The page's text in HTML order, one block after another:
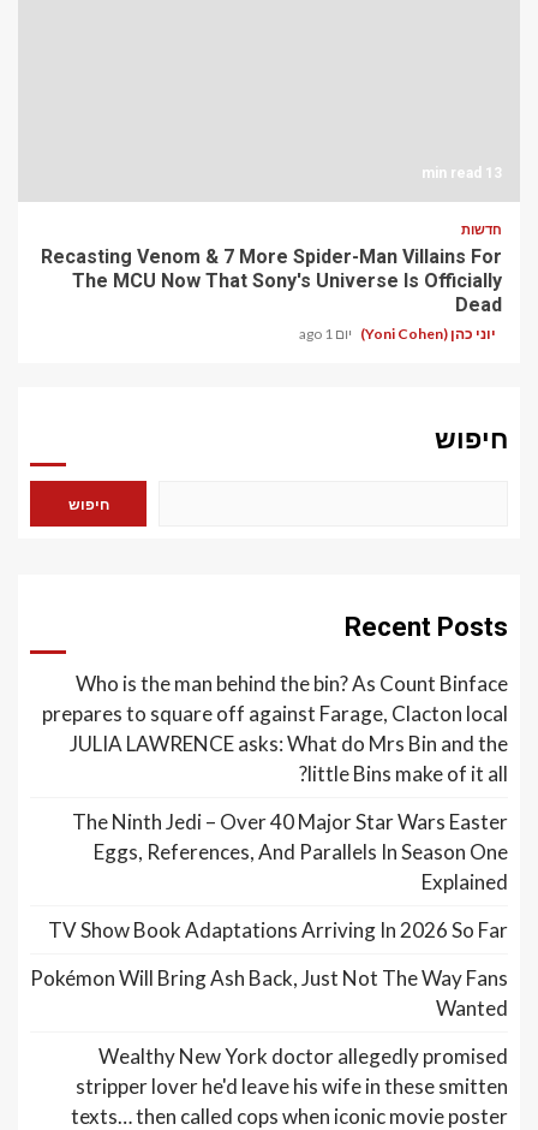
13 min read
חדשות
Recasting Venom & 7 More Spider-Man Villains For
The MCU Now That Sony's Universe Is Officially
Dead
יוני כהן (Yoni Cohen) יום 1 ago
חיפוש
חיפוש
Recent Posts
Who is the man behind the bin? As Count Binface
prepares to square off against Farage, Clacton local
JULIA LAWRENCE asks: What do Mrs Bin and the
little Bins make of it all?
The Ninth Jedi – Over 40 Major Star Wars Easter
Eggs, References, And Parallels In Season One
Explained
TV Show Book Adaptations Arriving In 2026 So Far
Pokémon Will Bring Ash Back, Just Not The Way Fans
Wanted
Wealthy New York doctor allegedly promised
stripper lover he'd leave his wife in these smitten
texts… then called cops when iconic movie poster